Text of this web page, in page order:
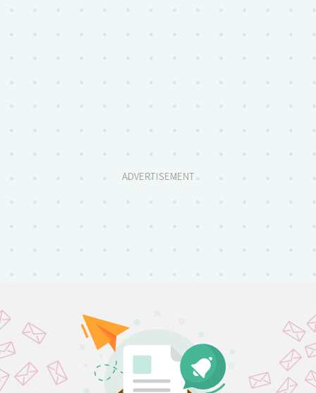
ADVERTISEMENT